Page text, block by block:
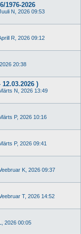
1976-2026
N, 2026 09:53
R, 2026 09:12
20:38
)
N, 2026 13:49
P, 2026 10:16
P, 2026 09:41
K, 2026 09:37
T, 2026 14:52
2026 00:05